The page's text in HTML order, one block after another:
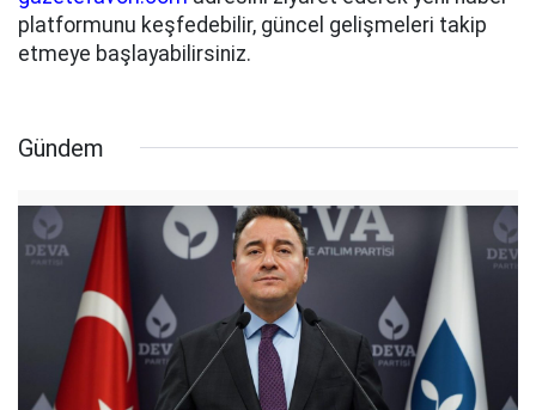
platformunu keşfedebilir, güncel gelişmeleri takip
etmeye başlayabilirsiniz.
Gündem